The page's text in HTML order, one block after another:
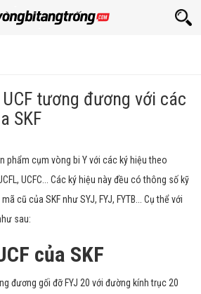
tương đương với các
SKF
phẩm cụm vòng bi Y với các ký hiệu theo
UCFC... Các ký hiệu này đều có thông số kỹ
cũ của SKF như SYJ, FYJ, FYTB... Cụ thể với
sau:
của SKF
đương gối đỡ FYJ 20 với đường kính trục 20